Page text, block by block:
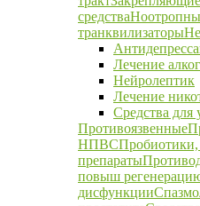
средства
транквилизаторы
Лечение
Нейролептик
Лечение
Средства для
Противоязвенные
НПВС
препараты
повыш
дисфункции